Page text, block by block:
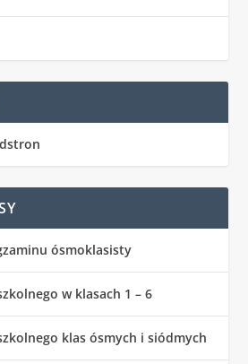
ósmoklasisty
w klasach 1 – 6
klas ósmych i siódmych